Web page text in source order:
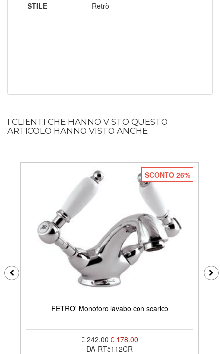
STILE
Retrò
I CLIENTI CHE HANNO VISTO QUESTO
ARTICOLO HANNO VISTO ANCHE
SCONTO 26%
RETRO' Monoforo lavabo con scarico
€ 242.00 € 178.00
DA-RT5112CR